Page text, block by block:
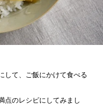
して、ご飯にかけて食べる
点のレシピにしてみまし